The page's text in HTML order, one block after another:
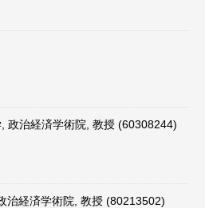
政治経済学術院, 教授 (60308244)
治経済学術院, 教授 (80213502)